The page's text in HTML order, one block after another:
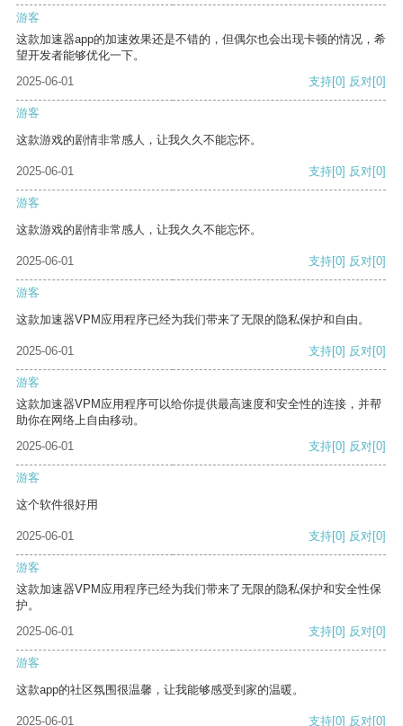
游客
这款加速器app的加速效果还是不错的，但偶尔也会出现卡顿的情况，希
望开发者能够优化一下。
2025-06-01
支持[0] 反对[0]
游客
这款游戏的剧情非常感人，让我久久不能忘怀。
2025-06-01 支持[0] 反对[0]
游客
这款游戏的剧情非常感人，让我久久不能忘怀。
2025-06-01 支持[0] 反对[0]
游客
这款加速器VPM应用程序已经为我们带来了无限的隐私保护和自由。
2025-06-01 支持[0] 反对[0]
游客
这款加速器VPM应用程序可以给你提供最高速度和安全性的连接，并帮
助你在网络上自由移动。
2025-06-01
支持[0] 反对[0]
游客
这个软件很好用
2025-06-01 支持[0] 反对[0]
游客
这款加速器VPM应用程序已经为我们带来了无限的隐私保护和安全性保
护。
2025-06-01
支持[0] 反对[0]
游客
这款app的社区氛围很温馨，让我能够感受到家的温暖。
2025-06-01 支持[0] 反对[0]